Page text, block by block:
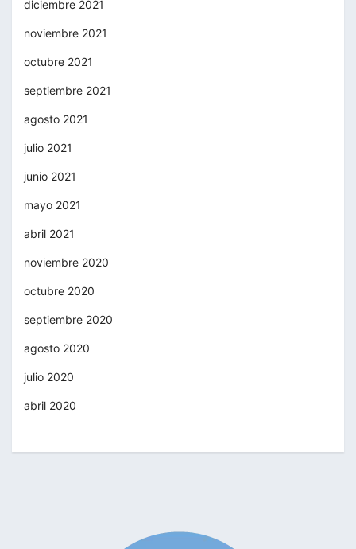
diciembre 2021
noviembre 2021
octubre 2021
septiembre 2021
agosto 2021
julio 2021
junio 2021
mayo 2021
abril 2021
noviembre 2020
octubre 2020
septiembre 2020
agosto 2020
julio 2020
abril 2020